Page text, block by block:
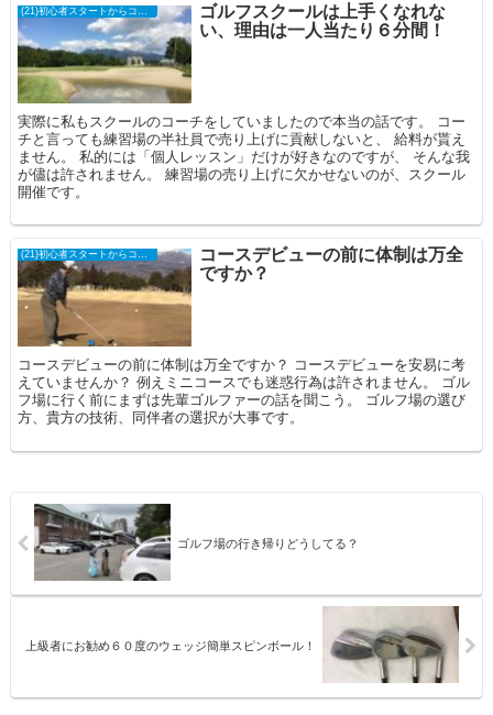
ゴルフスクールは上手くなれな
い、理由は一人当たり６分間！
実際に私もスクールのコーチをしていましたので本当の話です。 コー
チと言っても練習場の半社員で売り上げに貢献しないと、 給料が貰え
ません。 私的には「個人レッスン」だけが好きなのですが、 そんな我
が儘は許されません。 練習場の売り上げに欠かせないのが、スクール
開催です。
(21)初心者スタートからコースデビュー
コースデビューの前に体制は万全
ですか？
コースデビューの前に体制は万全ですか？ コースデビューを安易に考
えていませんか？ 例えミニコースでも迷惑行為は許されません。 ゴル
フ場に行く前にまずは先輩ゴルファーの話を聞こう。 ゴルフ場の選び
方、貴方の技術、同伴者の選択が大事です。
ゴルフ場の行き帰りどうしてる？
上級者にお勧め６０度のウェッジ簡単スピンボール！